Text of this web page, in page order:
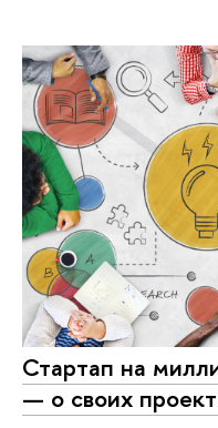
Стартап на
— о своих